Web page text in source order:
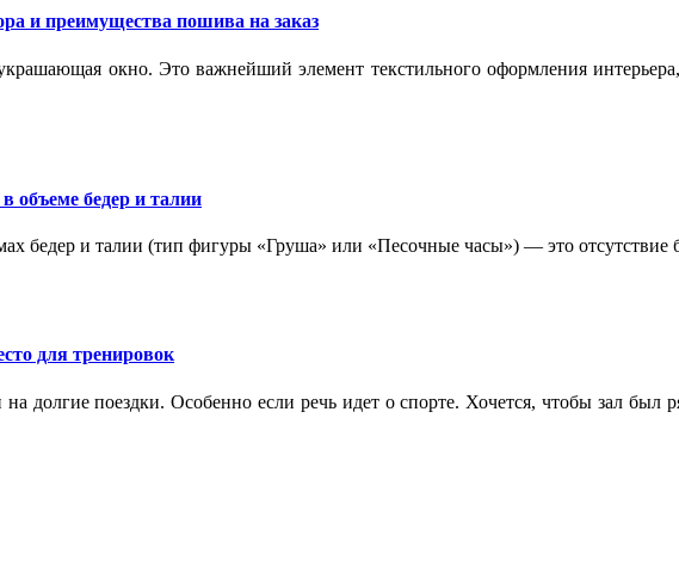
и преимущества пошива на заказ
окно. Это важнейший элемент текстильного оформления
объеме бедер и талии
бедер и талии (тип фигуры «Груша» или «Песочные часы») — это отсутствие
для тренировок
долгие поездки. Особенно если речь идет о спорте. Хочется, чтобы зал